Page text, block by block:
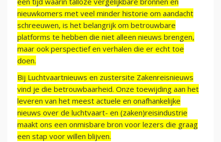
nieuwkomers met veel minder historie om aandacht
schreeuwen, is het belangrijk om betrouwbare
platforms te hebben die niet alleen nieuws brengen,
maar ook perspectief en verhalen die er echt toe
doen.
Bij Luchtvaartnieuws en zustersite Zakenreisnieuws
vind je die betrouwbaarheid. Onze toewijding aan het
leveren van het meest actuele en onafhankelijke
nieuws over de luchtvaart- en (zaken)reisindustrie
maakt ons een onmisbare bron voor lezers die graag
een stap voor willen blijven.